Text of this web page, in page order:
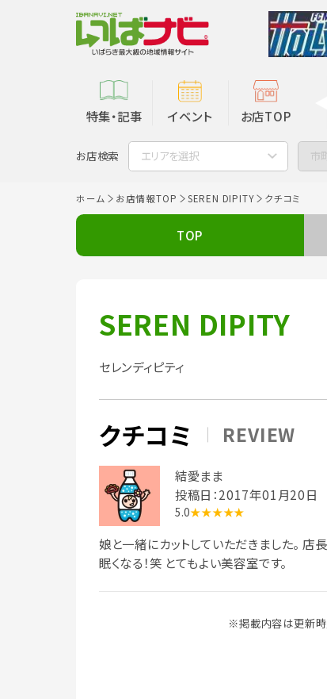
特集・記事 イベント お店TOP
お店検索 エリアを選択 市
ホーム お店情報TOP SEREN DIPITY クチコミ
TOP
SEREN DIPITY
セレンディピティ
クチコミ REVIEW
結愛まま
投稿日：2017年01月20日
5.0★★★★★
娘と一緒にカットしていただきました。 店
眠くなる！笑 とてもよい美容室です。
※掲載内容は更新時